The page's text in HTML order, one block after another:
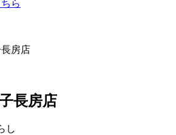
ら
房店
長房店
し